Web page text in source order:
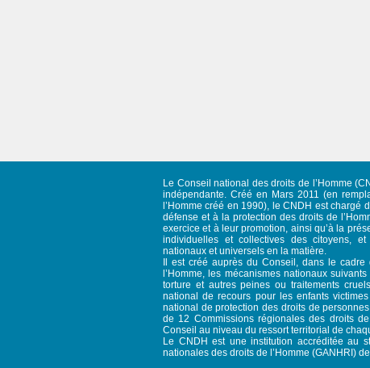
Le Conseil national des droits de l’Homme
indépendante. Créé en Mars 2011 (en
l’Homme créé en 1990), le CNDH est
défense et à la protection des droits de
exercice et à leur promotion, ainsi qu’à la
individuelles et collectives des citoyens,
nationaux et universels en la matière.
Il est créé auprès du Conseil, dans le
l’Homme, les mécanismes nationaux
torture et autres peines ou traitements
national de recours pour les enfants
national de protection des droits de
de 12 Commissions régionales des droits
Conseil au niveau du ressort territorial de
Le CNDH est une institution accréditée au
nationales des droits de l’Homme (GANHRI)